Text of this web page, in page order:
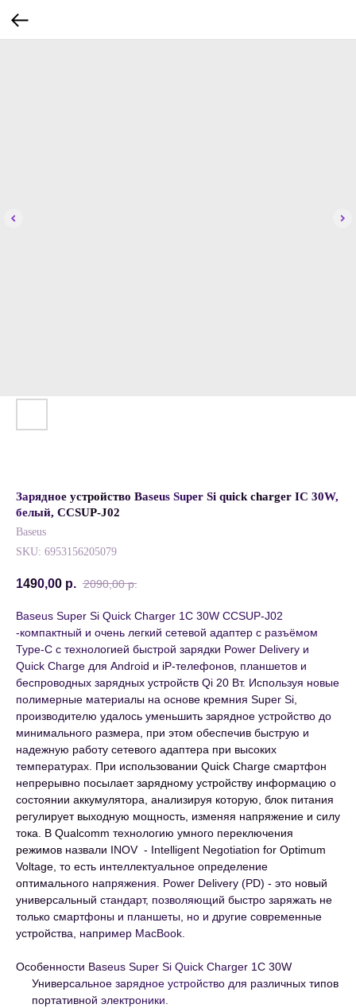
Зарядное устройство Baseus Super Si quick charger IC 30W,
белый, CCSUP-J02
Baseus
SKU: 6953156205079
1490,00 р. 2090,00 р.
Baseus Super Si Quick Charger 1C 30W CCSUP-J02
-компактный и очень легкий сетевой адаптер с разъёмом
Type-C с технологией быстрой зарядки Power Delivery и
Quick Charge для Android и iP-телефонов, планшетов и
беспроводных зарядных устройств Qi 20 Вт. Используя новые
полимерные материалы на основе кремния Super Si,
производителю удалось уменьшить зарядное устройство до
минимального размера, при этом обеспечив быструю и
надежную работу сетевого адаптера при высоких
температурах. При использовании Quick Charge смартфон
непрерывно посылает зарядному устройству информацию о
состоянии аккумулятора, анализируя которую, блок питания
регулирует выходную мощность, изменяя напряжение и силу
тока. В Qualcomm технологию умного переключения
режимов назвали INOV - Intelligent Negotiation for Optimum
Voltage, то есть интеллектуальное определение
оптимального напряжения. Power Delivery (PD) - это новый
универсальный стандарт, позволяющий быстро заряжать не
только смартфоны и планшеты, но и другие современные
устройства, например MacBook.
Особенности Baseus Super Si Quick Charger 1C 30W
Универсальное зарядное устройство для различных типов
портативной электроники.